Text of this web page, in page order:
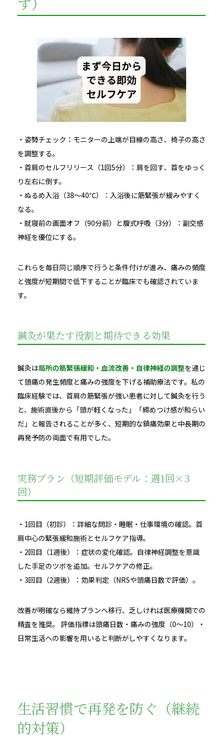
・姿勢チェック：モニターの上端が目線の高さ、椅子の高さ
を調整する。
・首肩のセルフリリース（1回5分）：肩を回す、首をゆっく
り左右に倒す。
・ぬるめ入浴（38〜40℃）：入浴後に筋緊張が緩みやすく
なる。
・就寝前の画面オフ（90分前）と腹式呼吸（3分）：副交感
神経を優位にする。
これらを毎日同じ順序で行うと条件付けが進み、痛みの頻度
と強度が短期間で低下することが臨床でも確認されていま
す。
鍼灸が果たす役割と期待できる効果
鍼灸は局所の筋緊張緩和・血流改善・自律神経の調整を通じ
て頭痛の発生頻度と痛みの強度を下げる補助療法です。私の
臨床経験では、首肩の筋緊張が強い患者に対して鍼灸を行う
と、施術直後から「頭が軽くなった」「締めつけ感が和らい
だ」と報告されることが多く、短期的な鎮痛効果と中長期の
再発予防の両面で有用でした。
実務プラン（短期評価モデル：週1回×3
回）
・1回目（初診）：詳細な問診・睡眠・仕事環境の確認。首
肩中心の緊張緩和施術とセルフケア指導。
・2回目（1週後）：症状の変化確認。自律神経調整を意識
した手足のツボを追加。セルフケアの修正。
・3回目（2週後）：効果判定（NRSや頭痛日数で評価）。
改善が明確なら維持プランへ移行、乏しければ医療機関での
精査を推奨。 評価指標は頭痛日数・痛みの強度（0〜10）・
日常生活への影響を用いると判断がしやすくなります。
生活習慣で再発を防ぐ（継続
的対策）